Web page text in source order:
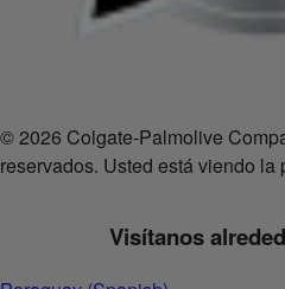
© 2026 Colgate-Palmolive
reservados. Usted está viendo la
Visítanos